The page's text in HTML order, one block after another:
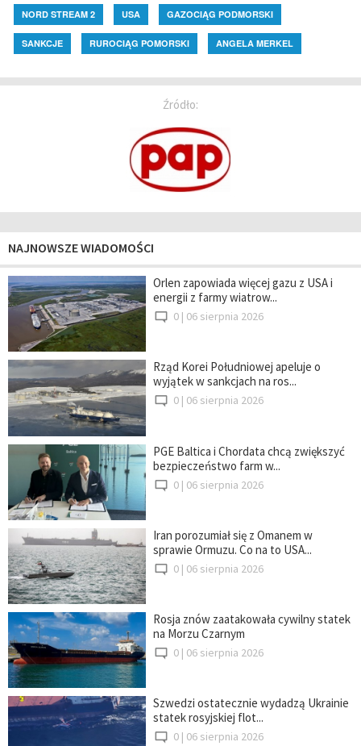
NORD STREAM 2 USA GAZOCIĄG PODMORSKI
SANKCJE RUROCIĄG POMORSKI ANGELA MERKEL
Źródło:
NAJNOWSZE WIADOMOŚCI
Orlen zapowiada więcej gazu z USA i
energii z farmy wiatrow...
0 | 06 sierpnia 2026
Rząd Korei Południowej apeluje o
wyjątek w sankcjach na ros...
0 | 06 sierpnia 2026
PGE Baltica i Chordata chcą zwiększyć
bezpieczeństwo farm w...
0 | 06 sierpnia 2026
Iran porozumiał się z Omanem w
sprawie Ormuzu. Co na to USA...
0 | 06 sierpnia 2026
Rosja znów zaatakowała cywilny statek
na Morzu Czarnym
0 | 06 sierpnia 2026
Szwedzi ostatecznie wydadzą Ukrainie
statek rosyjskiej flot...
0 | 06 sierpnia 2026